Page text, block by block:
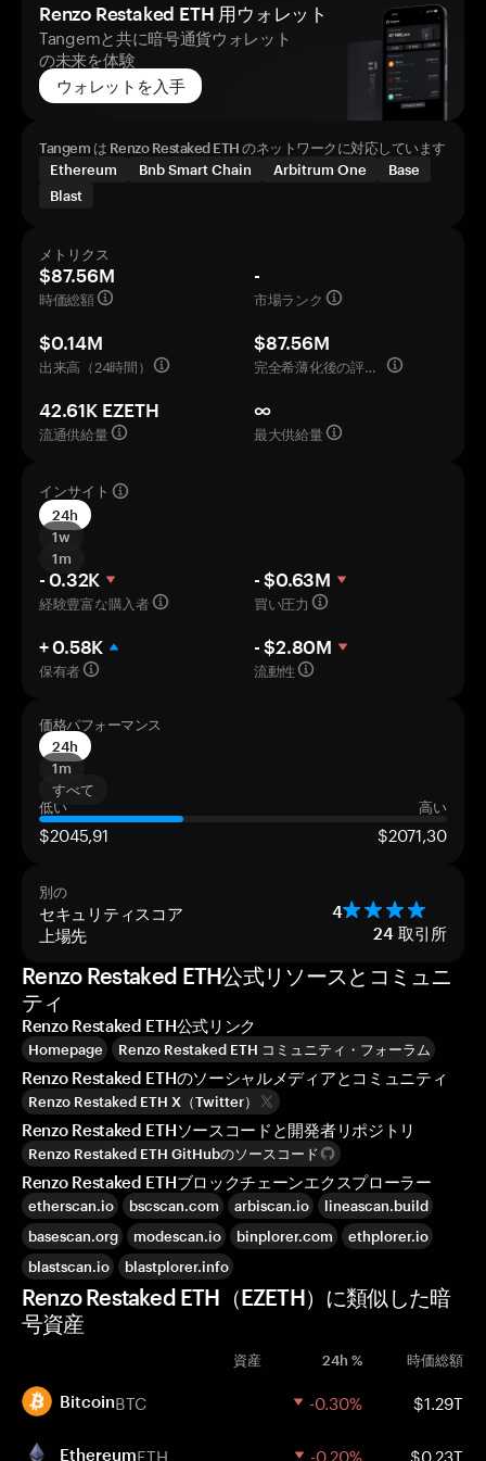
Renzo Restaked ETH 用ウォレット
Tangemと共に暗号通貨ウォレット
の未来を体験
ウォレットを入手
Tangem は Renzo Restaked ETH のネットワークに対応しています
Ethereum
Bnb Smart Chain Arbitrum One
Base
Blast
メトリクス
$87.56M
時価総額
-
市場ランク
$0.14M
出来高（24時間）
$87.56M
完全希薄化後の評価額
42.61K EZETH
流通供給量
∞
最大供給量
インサイト
24h
1w
1m
- 0.32K
経験豊富な購入者
- $0.63M
買い圧力
+ 0.58K
保有者
- $2.80M
流動性
価格パフォーマンス
24h
1m
すべて
低い
高い
$2045,91 $2071,30
別の
セキュリティスコア 4
上場先 24 取引所
Renzo Restaked ETH公式リソースとコミュニ
ティ
Renzo Restaked ETH公式リンク
Homepage Renzo Restaked ETH コミュニティ・フォーラム
Renzo Restaked ETHのソーシャルメディアとコミュニティ
Renzo Restaked ETH X（Twitter）
Renzo Restaked ETHソースコードと開発者リポジトリ
Renzo Restaked ETH GitHubのソースコード
Renzo Restaked ETHブロックチェーンエクスプローラー
etherscan.io bscscan.com arbiscan.io
lineascan.build
basescan.org
modescan.io binplorer.com
ethplorer.io
blastscan.io
blastplorer.info
Renzo Restaked ETH（EZETH）に類似した暗
号資産
資産 24h % 時価総額
BitcoinBTC -0.30% $1.29T
EthereumETH -0.20% $0.23T